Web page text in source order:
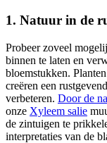
1. Natuur in de
Probeer zoveel
binnen te laten en
bloemstukken.
creëren een
verbeteren. Door de
onze Xyleem salie
de zintuigen te
interpretaties van de